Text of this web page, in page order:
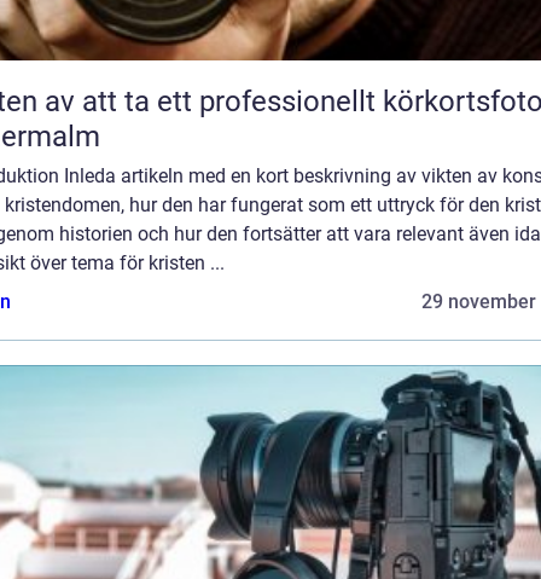
av att ta ett professionellt
Inleda artikeln med en kort beskrivning av vikten av
hur den har fungerat som ett uttryck för den
historien och hur den fortsätter att vara relevant även
över tema för kristen ...
29 november